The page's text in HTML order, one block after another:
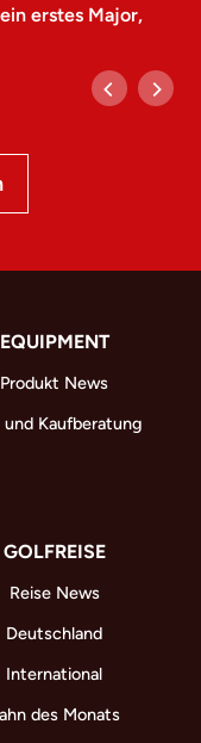
erstes Major,
EQUIPMENT
Produkt News
und Kaufberatung
GOLFREISE
Reise News
Deutschland
International
des Monats